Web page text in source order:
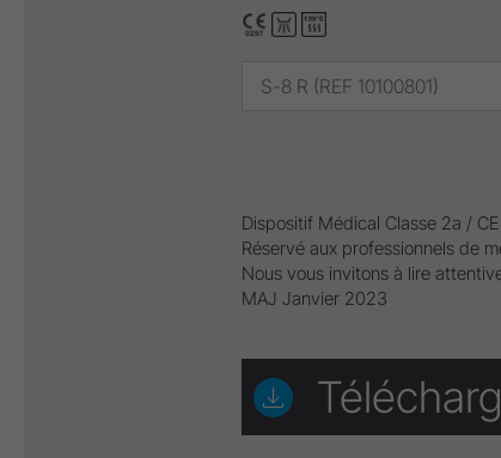
S-8 R (REF 10100801)
Dispositif Médical Classe 2a /
Réservé aux professionnels de
Nous vous invitons à lire
MAJ Janvier 2023